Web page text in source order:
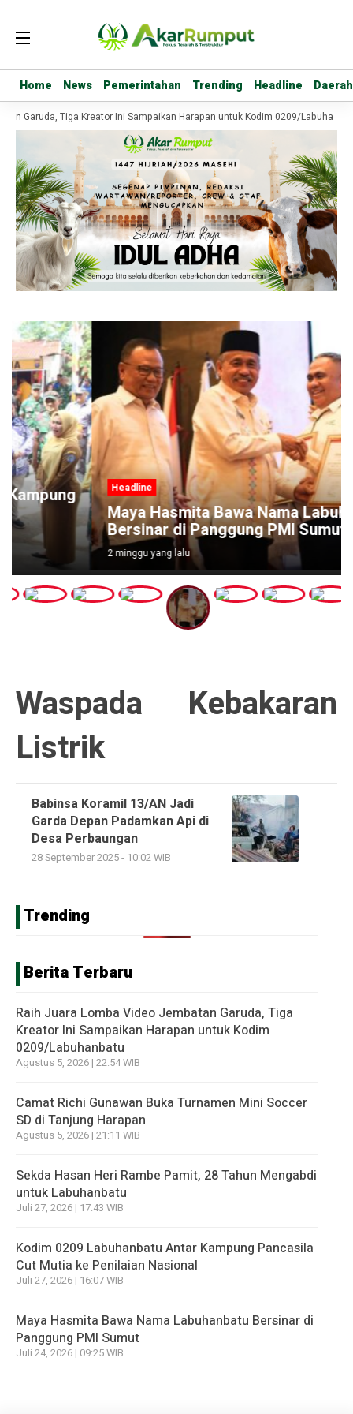
Home News Pemerintahan Trending Headline Daerah
Home News Pemerintahan Trending Headline Daerah
Garuda, Tiga Kreator Ini Sampaikan Harapan untuk Kodim 0209/Labuhanbatu
Headline
Maya Hasmita Bawa Nama Labuhanbatu
Bersinar di Panggung PMI Sumut
2 minggu yang lalu
Waspada Kebakaran
Listrik
Babinsa Koramil 13/AN Jadi
Garda Depan Padamkan Api di
Desa Perbaungan
28 September 2025 - 10:02 WIB
Trending
Berita Terbaru
Raih Juara Lomba Video Jembatan Garuda, Tiga
Kreator Ini Sampaikan Harapan untuk Kodim
0209/Labuhanbatu
Agustus 5, 2026 | 22:54 WIB
Camat Richi Gunawan Buka Turnamen Mini Soccer
SD di Tanjung Harapan
Agustus 5, 2026 | 21:11 WIB
Sekda Hasan Heri Rambe Pamit, 28 Tahun Mengabdi
untuk Labuhanbatu
Juli 27, 2026 | 17:43 WIB
Kodim 0209 Labuhanbatu Antar Kampung Pancasila
Cut Mutia ke Penilaian Nasional
Juli 27, 2026 | 16:07 WIB
Maya Hasmita Bawa Nama Labuhanbatu Bersinar di
Panggung PMI Sumut
Juli 24, 2026 | 09:25 WIB